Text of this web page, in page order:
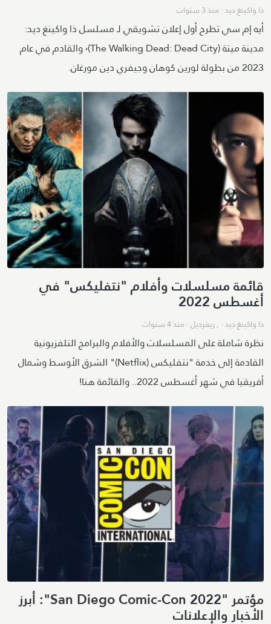
ذا واكينغ ديد·منذ 3 سنوات
أيه إم سي تطرح أول إعلان تشويقي لـ مسلسل ذا واكينغ ديد:
مدينة ميتة (The Walking Dead: Dead City)٬ والقادم في عام
2023 من بطولة لورين كوهان وجيفري دين مورغان.
قائمة مسلسلات وأفلام "نتفليكس" في
أغسطس 2022
ذا واكينغ ديد· , ريفرديل·منذ 4 سنوات
نظرة شاملة على المسلسلات والأفلام والبرامج التلفزيونية
القادمة إلى خدمة "نتفليكس (Netflix)" الشرق الأوسط وشمال
أفريقيا في شهر أغسطس 2022.. والقائمة هنا!
مؤتمر "San Diego Comic-Con 2022": أبرز
الأخبار والإعلانات